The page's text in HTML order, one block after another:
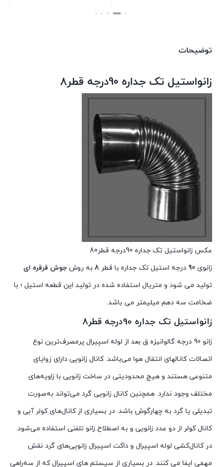
بستن
توضیحات
زانواستیل تک جداره 90درجه قطر8
عکس زانواستیل تک جداره 90درجه قطر80
زانوی 90 درجه استیل تک جداره با قطر 8 به روش جوش قرقره ای
تولید می شود و متریال استفاده شده در تولید این قطعه استیل ؛ با
ضخامت سه دهم میلیمتر می باشد.
زانواستیل تک جداره 90درجه قطر8
زانو 90 درجه گالوانیزه ق بعد از لوله اسپیرال پرمصرف‌ترین نوع
اتصالات کانالهای انتقال هوا می‌باشد. کانال زانویی دارای زوایای
متنوعی هستند و هیچ محدودیتی در ساخت زانویی با زاویه‌های
مختلف وجود ندارد. همچنین کانال زانویی گرد می‌تواند به‌صورت
تبدیلی یا گرد به چهارگوش باشد. در بسیاری از کانال‌های کولر آبی و
کانال کولر از دو عدد زانویی و به اصطلاح زانو تلفنی استفاده می‌شود.
در کانال‌کشی لوله اسپیرال و داکت اسپیرال زانویی‌های گرد نقش
مهمی ایفا می کنند. در بسیاری از سیستم های اسپیرال که از سه‌راهی